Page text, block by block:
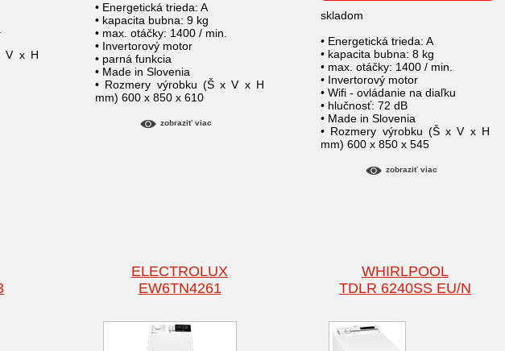
V x H
• Energetická trieda: A
• kapacita bubna: 9 kg
• max. otáčky: 1400 / min.
• Invertorový motor
• parná funkcia
• Made in Slovenia
• Rozmery výrobku (Š x V x H
mm) 600 x 850 x 610
zobraziť viac
skladom
• Energetická trieda: A
• kapacita bubna: 8 kg
• max. otáčky: 1400 / min.
• Invertorový motor
• Wifi - ovládanie na diaľku
• hlučnosť: 72 dB
• Made in Slovenia
• Rozmery výrobku (Š x V x H
mm) 600 x 850 x 545
zobraziť viac
ELECTROLUX
EW6TN4261
WHIRLPOOL
TDLR 6240SS EU/N